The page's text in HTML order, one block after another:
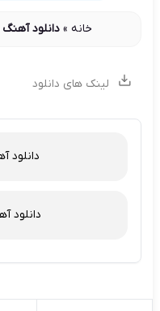
خانه» دانلود
لینک های دانلود
دانلود
دانلود